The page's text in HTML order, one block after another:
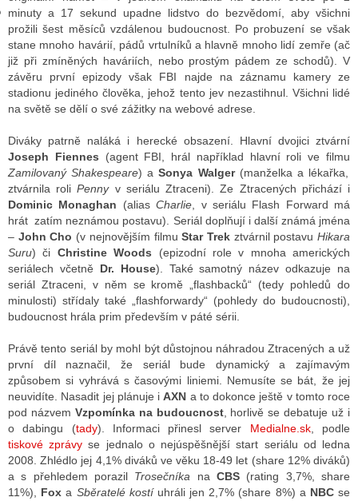
minuty a 17 sekund upadne lidstvo do bezvědomí, aby všichni
prožili šest měsíců vzdálenou budoucnost. Po probuzení se však
stane mnoho havárií, pádů vrtulníků a hlavně mnoho lidí zemře (ač
již při zmíněných haváriích, nebo prostým pádem ze schodů). V
závěru první epizody však FBI najde na záznamu kamery ze
stadionu jediného člověka, jehož tento jev nezastihnul. Všichni lidé
na světě se dělí o své zážitky na webové adrese.
Diváky patrně naláká i herecké obsazení. Hlavní dvojici ztvární
Joseph Fiennes (agent FBI, hrál například hlavní roli ve filmu
Zamilovaný Shakespeare) aSonya Walger(manželka a lékařka,
ztvárnila roliPennyv seriálu Ztraceni). Ze Ztracených přichází i
Dominic Monaghan (aliasCharlie , v seriálu Flash Forward má
hrát zatím neznámou postavu). Seriál doplňují i další známá jména
– John Cho (v nejnovějším filmuStar Trekztvárnil postavuHikara
Suru) či Christine Woods (epizodní role v mnoha amerických
seriálech včetně Dr. House). Také samotný název odkazuje na
seriál Ztraceni, v něm se kromě „flashbacků“ (tedy pohledů do
minulosti) střídaly také „flashforwardy“ (pohledy do budoucnosti),
budoucnost hrála prim především v páté sérii.
Právě tento seriál by mohl být důstojnou náhradou Ztracených a už
první díl naznačil, že seriál bude dynamický a zajímavým
způsobem si vyhrává s časovými liniemi. Nemusíte se bát, že jej
neuvidíte. Nasadit jej plánuje iAXN a to dokonce ještě v tomto roce
pod názvem Vzpomínka na budoucnost, horlivě se debatuje už i
o dabingu (tady). Informaci přinesl server Medialne.sk, podle
tiskové zprávy se jednalo o nejúspěšnější start seriálu od ledna
2008. Zhlédlo jej 4,1% diváků ve věku 18-49 let (share 12% diváků)
a s přehledem porazil Trosečníka naCBS (rating 3,7%, share
11%), Foxa Sběratelé kostíuhráli jen 2,7% (share 8%) a NBCse